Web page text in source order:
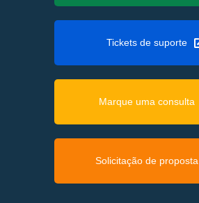
Tickets de suporte
Marque uma consulta
Solicitação de proposta